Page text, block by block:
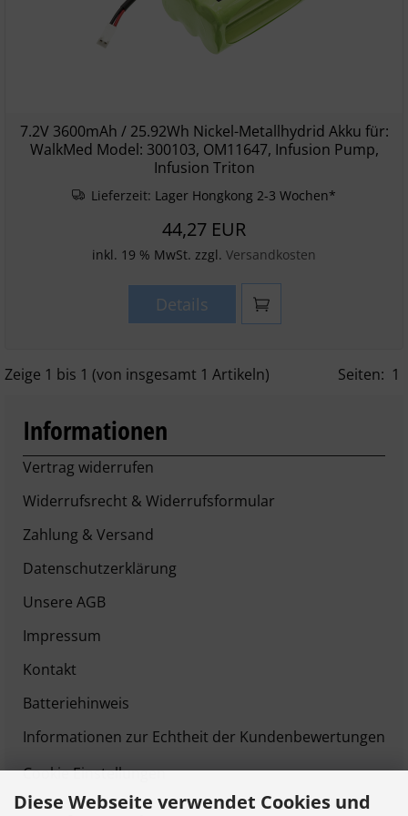
7.2V 3600mAh / 25.92Wh Nickel-Metallhydrid Akku für:
WalkMed Model: 300103, OM11647, Infusion Pump,
Infusion Triton
Lieferzeit: Lager Hongkong 2-3 Wochen*
44,27 EUR
inkl. 19 % MwSt. zzgl. Versandkosten
Details
Zeige 1 bis 1 (von insgesamt 1 Artikeln) Seiten: 1
Informationen
Vertrag widerrufen
Widerrufsrecht & Widerrufsformular
Zahlung & Versand
Datenschutzerklärung
Unsere AGB
Impressum
Kontakt
Batteriehinweis
Informationen zur Echtheit der Kundenbewertungen
Cookie Einstellungen
Diese Webseite verwendet Cookies und